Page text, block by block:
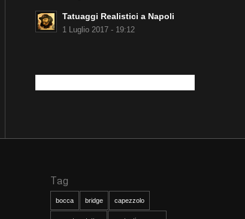
Tatuaggi Realistici a Napoli
1 Luglio 2017 - 19:12
Tag
bocca bridge capezzolo